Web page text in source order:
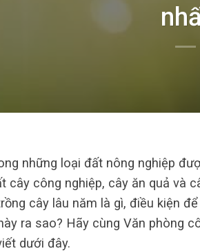
những loại đất nông nghiệp
cây công nghiệp, cây ăn quả và
cây lâu năm là gì, điều kiện
ra sao? Hãy cùng Văn phòng
dưới đây.